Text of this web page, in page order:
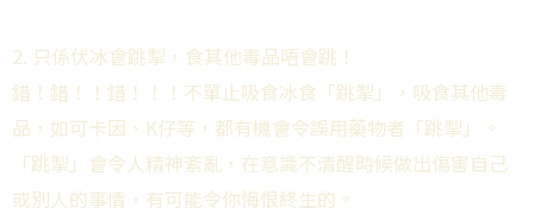
2. 只係伏冰會跳掣，食其他毒品唔會跳！
錯！錯！！錯！！！不單止吸食冰食「跳掣」，吸食其他毒
品，如可卡因、K仔等，都有機會令誤用藥物者「跳掣」。
「跳掣」會令人精神紊亂，在意識不清醒時候做出傷害自己
或別人的事情，有可能令你悔恨終生的。